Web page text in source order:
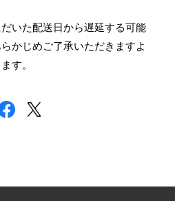
いた配送日から遅延する可能
かじめご了承いただきますよ
す。